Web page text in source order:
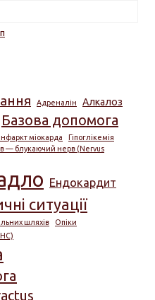
Адреналін Алкалоз
Базова допомога
міокарда
Гіпоглікемія
— блукаючий нерв (Nervus
Ендокардит
ситуації
шляхів
Опіки